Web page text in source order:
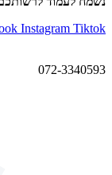
Instagram Tiktok
072-3340593